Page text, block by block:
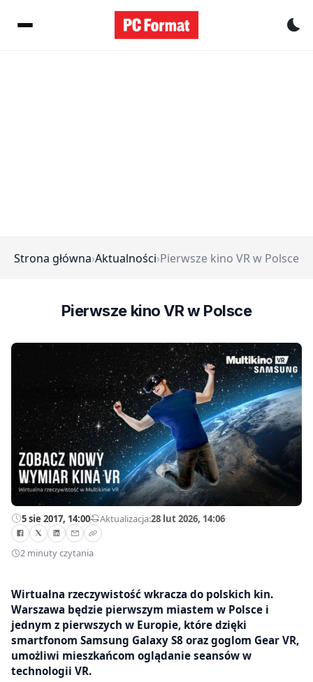
Strona główna›Aktualności›Pierwsze kino VR w Polsce
Pierwsze kino VR w Polsce
5 sie 2017, 14:00—Aktualizacja:28 lut 2026, 14:06
2 minuty czytania
Wirtualna rzeczywistość wkracza do polskich kin.
Warszawa będzie pierwszym miastem w Polsce i
jednym z pierwszych w Europie, które dzięki
smartfonom Samsung Galaxy S8 oraz goglom Gear VR,
umożliwi mieszkańcom oglądanie seansów w
technologii VR.